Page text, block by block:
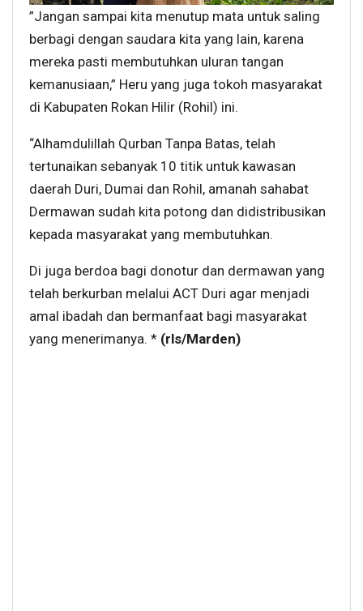
”Jangan sampai kita menutup mata untuk saling
berbagi dengan saudara kita yang lain, karena
mereka pasti membutuhkan uluran tangan
kemanusiaan,” Heru yang juga tokoh masyarakat
di Kabupaten Rokan Hilir (Rohil) ini.
“Alhamdulillah Qurban Tanpa Batas, telah
tertunaikan sebanyak 10 titik untuk kawasan
daerah Duri, Dumai dan Rohil, amanah sahabat
Dermawan sudah kita potong dan didistribusikan
kepada masyarakat yang membutuhkan.
Di juga berdoa bagi donotur dan dermawan yang
telah berkurban melalui ACT Duri agar menjadi
amal ibadah dan bermanfaat bagi masyarakat
yang menerimanya. * (rls/Marden)